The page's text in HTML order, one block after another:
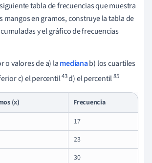
tabla de frecuencias que muestra
mangos en gramos, construye la tabla de
y el gráfico de frecuencias
o valores de a) lamedianab) los cuartiles
c) el percentil43d) el percentil85
(x)
Frecuencia
17
23
30